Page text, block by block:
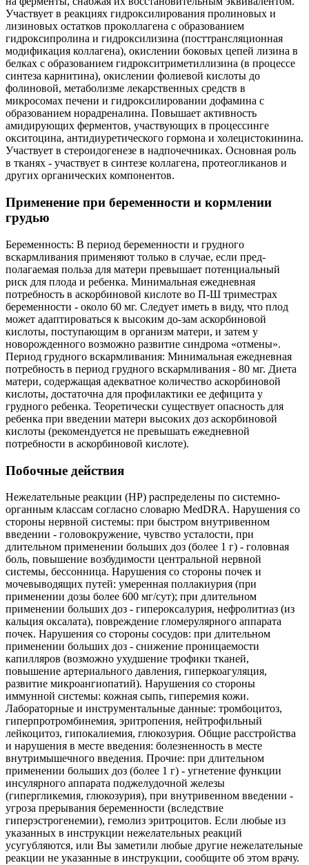
Участвует в реакциях гидроксилирования пролиновых и
лизиновых остатков проколлагена с образованием
гидроксипролина и гидроксилизина (посттрансляционная
модификация коллагена), окислении боковых цепей лизина в
белках с образованием гидрокситриметиллизина (в процессе
синтеза карнитина), окислении фолиевой кислоты до
фолиновой, метаболизме лекарственных средств в
микросомах печени и гидроксилировании дофамина с
образованием норадреналина. Повышает активность
амидирующих ферментов, участвующих в процессинге
окситоцина, антидиуретического гормона и холецистокинина.
Участвует в стероидогенезе в надпочечниках. Основная роль
в тканях - участвует в синтезе коллагена, протеогликанов и
других органических компонентов.
Применение при беременности и кормлении
грудью
Беременность: В период беременности и грудного
вскармливания применяют только в случае, если пред-
полагаемая польза для матери превышает потенциальный
риск для плода и ребенка. Минимальная ежедневная
потребность в аскорбиновой кислоте во П-Ш триместрах
беременности - около 60 мг. Следует иметь в виду, что плод
может адаптироваться к высоким до-зам аскорбиновой
кислоты, поступающим в организм матери, и затем у
новорожденного возможно развитие синдрома «отмены».
Период грудного вскармливания: Минимальная ежедневная
потребность в период грудного вскармливания - 80 мг. Диета
матери, содержащая адекватное количество аскорбиновой
кислоты, достаточна для профилактики ее дефицита у
грудного ребенка. Теоретически существует опасность для
ребенка при введении матери высоких доз аскорбиновой
кислоты (рекомендуется не превышать ежедневной
потребности в аскорбиновой кислоте).
Побочные действия
Нежелательные реакции (HP) распределены по системно-
органным классам согласно словарю MedDRA. Нарушения со
стороны нервной системы: при быстром внутривенном
введении - головокружение, чувство усталости, при
длительном применении больших доз (более 1 г) - головная
боль, повышение возбудимости центральной нервной
системы, бессонница. Нарушения со стороны почек и
мочевыводящих путей: умеренная поллакиурия (при
применении дозы более 600 мг/сут); при длительном
применении больших доз - гипероксалурия, нефролитиаз (из
кальция оксалата), повреждение гломерулярного аппарата
почек. Нарушения со стороны сосудов: при длительном
применении больших доз - снижение проницаемости
капилляров (возможно ухудшение трофики тканей,
повышение артериального давления, гиперкоагуляция,
развитие микроангиопатий). Нарушения со стороны
иммунной системы: кожная сыпь, гиперемия кожи.
Лабораторные и инструментальные данные: тромбоцитоз,
гиперпротромбинемия, эритропения, нейтрофильный
лейкоцитоз, гипокалиемия, глюкозурия. Общие расстройства
и нарушения в месте введения: болезненность в месте
внутримышечного введения. Прочие: при длительном
применении больших доз (более 1 г) - угнетение функции
инсулярного аппарата поджелудочной железы
(гипергликемия, глюкозурия), при внутривенном введении -
угроза прерывания беременности (вследствие
гиперэстрогенемии), гемолиз эритроцитов. Если любые из
указанных в инструкции нежелательных реакций
усугубляются, или Вы заметили любые другие нежелательные
реакции не указанные в инструкции, сообщите об этом врачу.